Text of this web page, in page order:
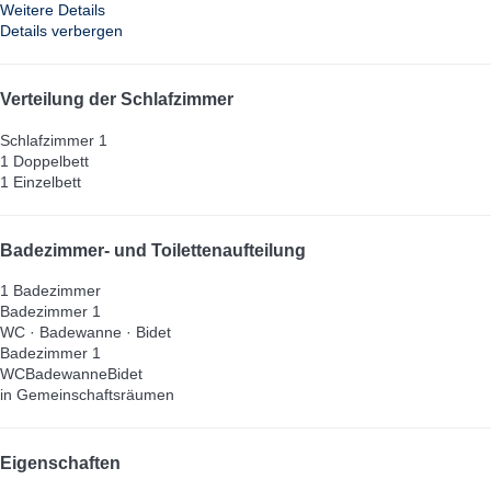
Weitere Details
Details verbergen
Verteilung der Schlafzimmer
Schlafzimmer 1
1 Doppelbett
1 Einzelbett
Badezimmer- und Toilettenaufteilung
1 Badezimmer
Badezimmer 1
WC · Badewanne · Bidet
Badezimmer 1
WCBadewanneBidet
in Gemeinschaftsräumen
Eigenschaften